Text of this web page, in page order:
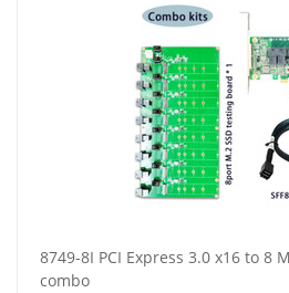
8749-8I PCI Express 3.0 x16 to 8
combo